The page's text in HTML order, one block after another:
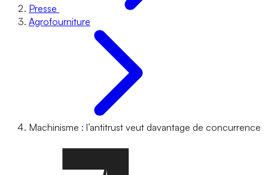
Presse
Agrofourniture
Machinisme : l’antitrust veut davantage de concurrence